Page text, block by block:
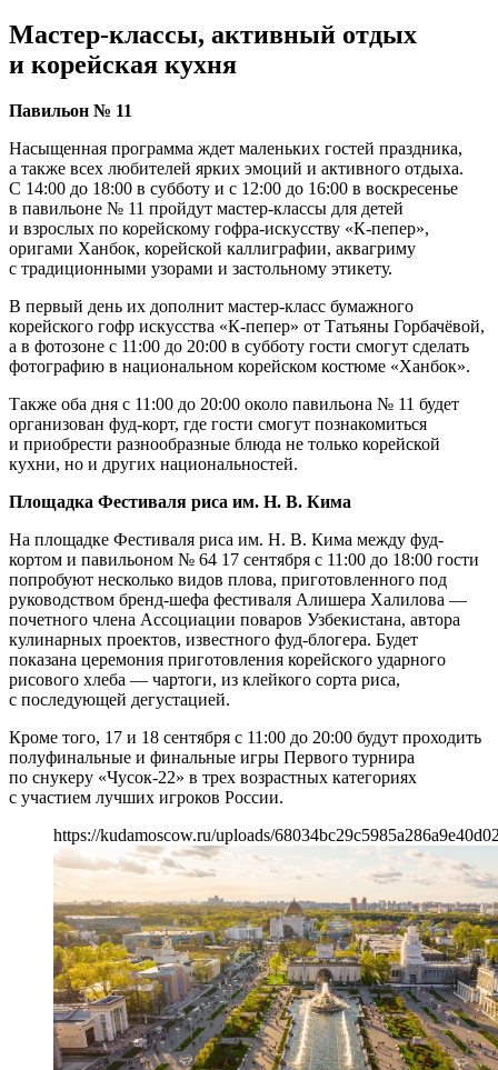
Мастер-классы, активный отдых
и корейская кухня
Павильон № 11
Насыщенная программа ждет маленьких гостей праздника,
а также всех любителей ярких эмоций и активного отдыха.
С 14:00 до 18:00 в субботу и с 12:00 до 16:00 в воскресенье
в павильоне № 11 пройдут мастер-классы для детей
и взрослых по корейскому гофра-искусству «К-пепер»,
оригами Ханбок, корейской каллиграфии, аквагриму
с традиционными узорами и застольному этикету.
В первый день их дополнит мастер-класс бумажного
корейского гофр искусства «К-пепер» от Татьяны Горбачёвой,
а в фотозоне с 11:00 до 20:00 в субботу гости смогут сделать
фотографию в национальном корейском костюме «Ханбок».
Также оба дня с 11:00 до 20:00 около павильона № 11 будет
организован фуд-корт, где гости смогут познакомиться
и приобрести разнообразные блюда не только корейской
кухни, но и других национальностей.
Площадка Фестиваля риса им. Н. В. Кима
На площадке Фестиваля риса им. Н. В. Кима между фуд-
кортом и павильоном № 64 17 сентября с 11:00 до 18:00 гости
попробуют несколько видов плова, приготовленного под
руководством бренд-шефа фестиваля Алишера Халилова —
почетного члена Ассоциации поваров Узбекистана, автора
кулинарных проектов, известного фуд-блогера. Будет
показана церемония приготовления корейского ударного
рисового хлеба — чартоги, из клейкого сорта риса,
с последующей дегустацией.
Кроме того, 17 и 18 сентября с 11:00 до 20:00 будут проходить
полуфинальные и финальные игры Первого турнира
по снукеру «Чусок-22» в трех возрастных категориях
с участием лучших игроков России.
https://kudamoscow.ru/uploads/